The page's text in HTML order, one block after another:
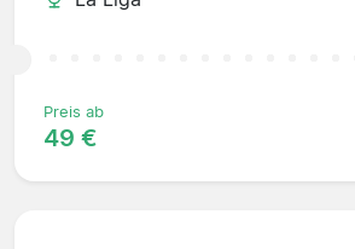
Preis ab
49 €